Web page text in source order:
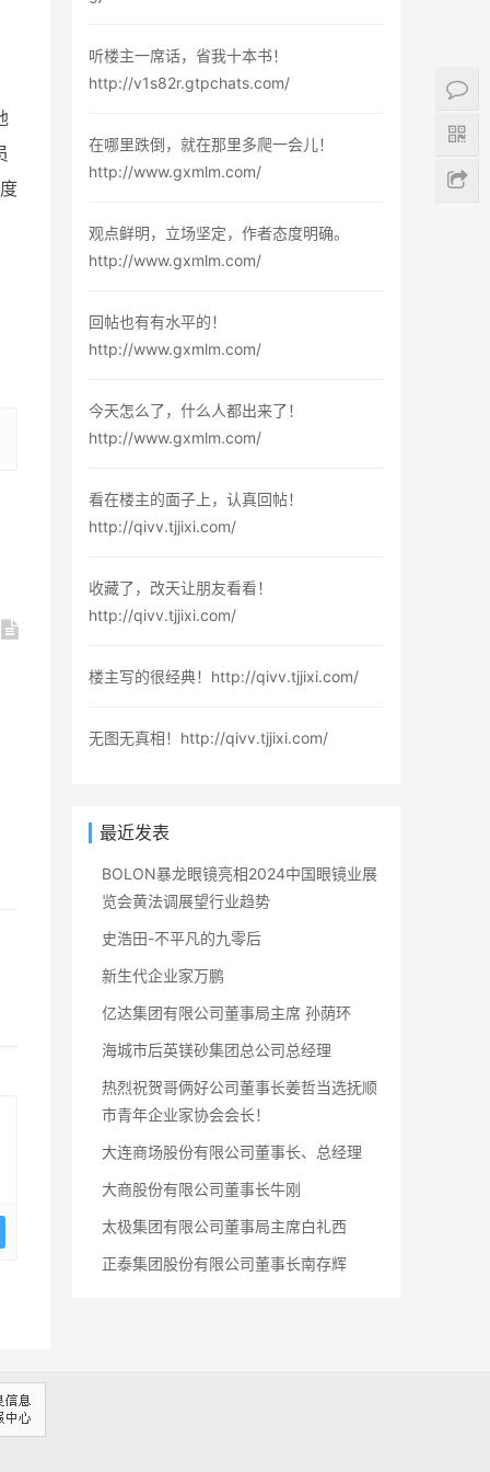
听楼主一席话，省我十本书！
http://v1s82r.gtpchats.com/
在哪里跌倒，就在那里多爬一会儿！
http://www.gxmlm.com/
观点鲜明，立场坚定，作者态度明确。
http://www.gxmlm.com/
回帖也有有水平的！
http://www.gxmlm.com/
今天怎么了，什么人都出来了！
http://www.gxmlm.com/
看在楼主的面子上，认真回帖！
http://qivv.tjjixi.com/
收藏了，改天让朋友看看！
http://qivv.tjjixi.com/
楼主写的很经典！http://qivv.tjjixi.com/
无图无真相！http://qivv.tjjixi.com/
最近发表
BOLON暴龙眼镜亮相2024中国眼镜业展
览会黄法调展望行业趋势
史浩田-不平凡的九零后
新生代企业家万鹏
亿达集团有限公司董事局主席 孙荫环
海城市后英镁砂集团总公司总经理
热烈祝贺哥俩好公司董事长姜哲当选抚顺
市青年企业家协会会长！
大连商场股份有限公司董事长、总经理
大商股份有限公司董事长牛刚
太极集团有限公司董事局主席白礼西
正泰集团股份有限公司董事长南存辉